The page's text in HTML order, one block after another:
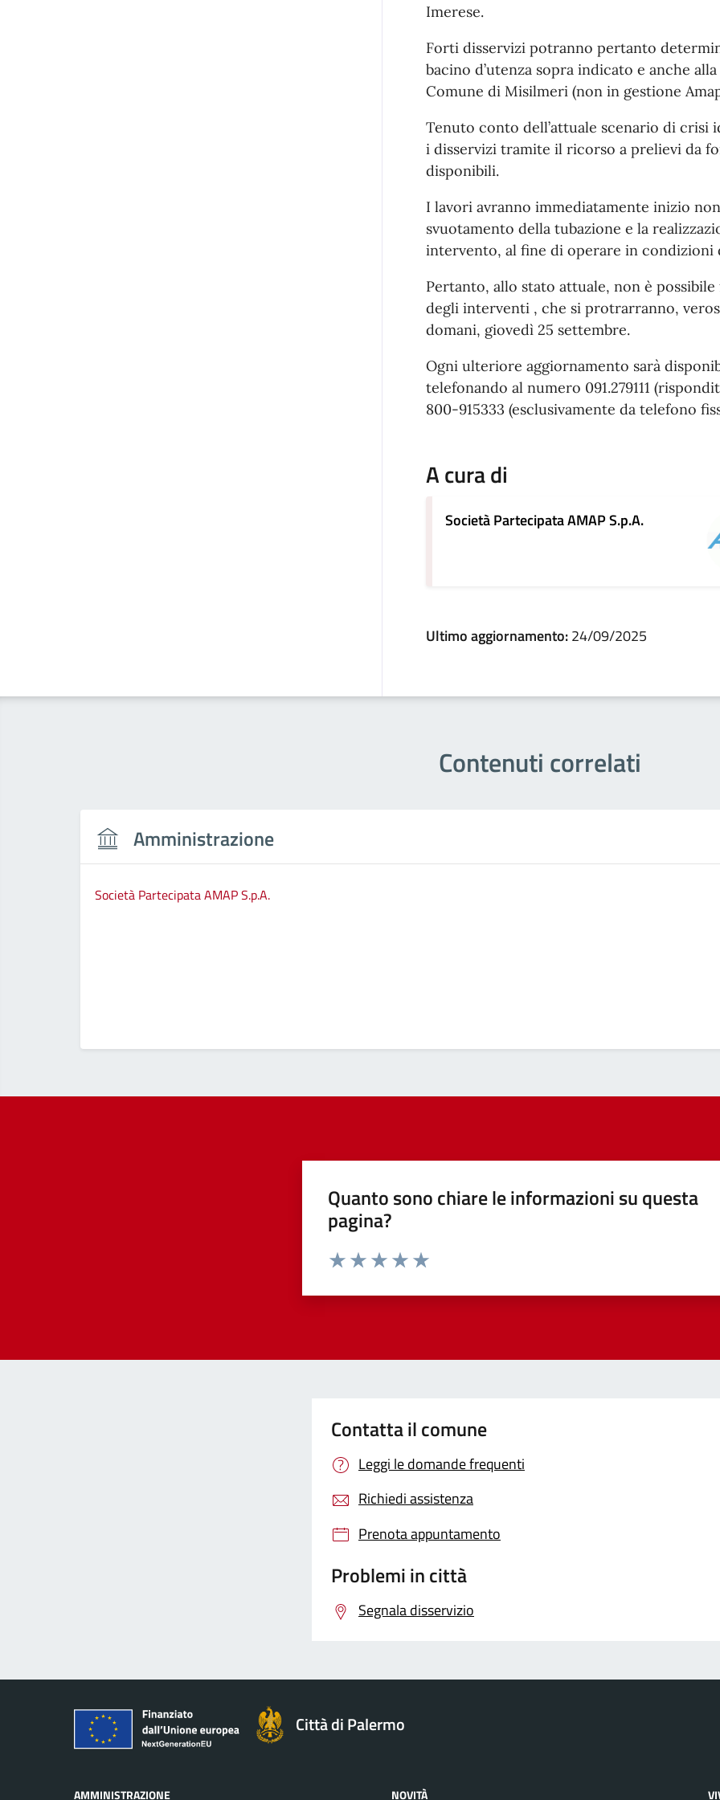
Imerese.
Forti disservizi potranno pertanto
bacino d’utenza sopra indicato e anche
Comune di Misilmeri (non in gestione
Tenuto conto dell’attuale scenario di crisi
i disservizi tramite il ricorso a prelievi da
disponibili.
I lavori avranno immediatamente inizio
svuotamento della tubazione e la
intervento, al fine di operare in condizioni
Pertanto, allo stato attuale, non è
degli interventi , che si protrarranno,
domani, giovedì 25 settembre.
Ogni ulteriore aggiornamento sarà
telefonando al numero 091.279111
800-915333 (esclusivamente da telefono
A cura di
Società Partecipata AMAP S.p.A.
Ultimo aggiornamento:24/09/2025
Contenuti correlati
Amministrazione
Società Partecipata AMAP S.p.A.
Quanto sono chiare le informazioni su questa
pagina?
Contatta il comune
Leggi le domande frequenti
Richiedi assistenza
Prenota appuntamento
Problemi in città
Segnala disservizio
Città di Palermo
AMMINISTRAZIONE NOVITÀ